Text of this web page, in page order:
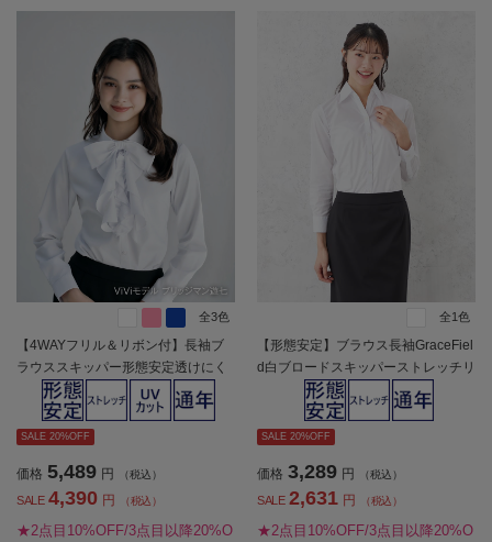
全3色
【4WAYフリル＆リボン付】長袖ブ
ラウススキッパー形態安定透けにく
い織柄無地ViVi通年【レディース】
SALE 20%OFF
価格 5,489 円 （税込）
SALE 4,390 円 （税込）
★2点目10%OFF/3点目以降20%O
全1色
【形態安定】ブラウス長袖GraceFiel
d白ブロードスキッパーストレッチリ
クルート通年【レディース】
SALE 20%OFF
価格 3,289 円 （税込）
SALE 2,631 円 （税込）
★2点目10%OFF/3点目以降20%O